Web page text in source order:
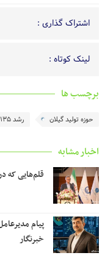
اشتراک گذاری :
لینک کوتاه :
برچسب ها
حوزه تولید گیلان رشد ۱۳۵ درصدی
اخبار مشابه
قلم‌هایی که
پیام
خبرنگار ‌